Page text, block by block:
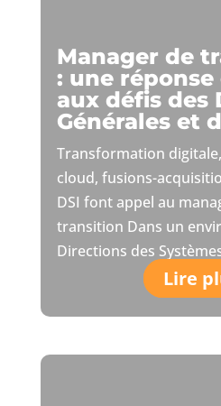
Manager de
: une
aux défis des
Générales et
Transformation
cloud, fusions-
DSI font appel au
transition Dans un
Directions des
Lire